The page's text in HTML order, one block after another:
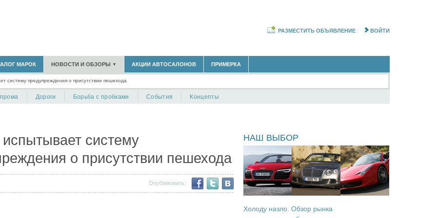
(14298)
РАЗМЕСТИТЬ ОБЪЯВЛЕНИЕ ВОЙТИ
МАРОК НОВОСТИ И ОБЗОРЫ ▼
НОВОСТИ РЫНКА
ОБЗОРЫ НОВИНОК
ЭКСПЕРТНОЕ МНЕНИЕ
АКЦИИ АВТОСАЛОНОВ ПРИМЕРКА
систему предупреждения о присутствии пешехода
Дороги Борьба с пробками События Концепты
систему
о присутствии пешехода
Опубликовать:
НАШ ВЫБОР
Холоду назло. Обзор рынка